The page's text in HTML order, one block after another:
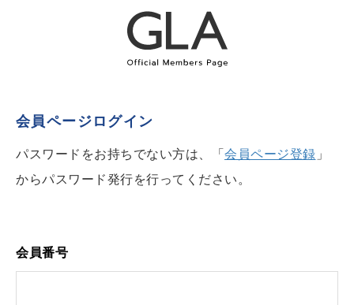
会員ページログイン
パスワードをお持ちでない方は、「 会員ページ登録 」
からパスワード発行を行ってください。
会員番号